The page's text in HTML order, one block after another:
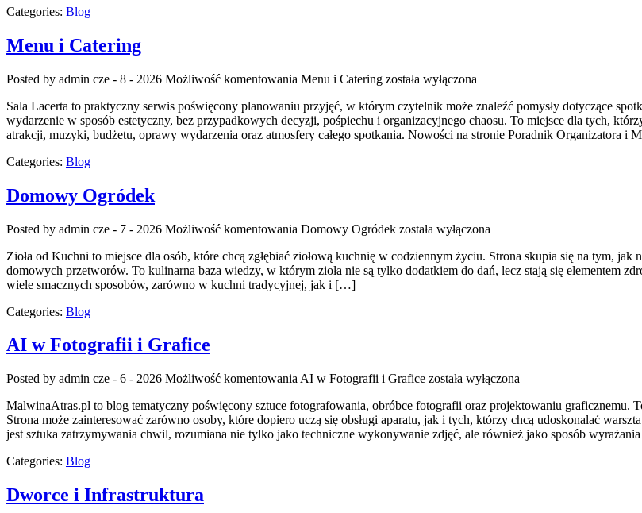
Categories: Blog
Menu i Catering
Posted by admin cze - 8 - 2026 Możliwość komentowania Menu i Catering została wyłączona
Sala Lacerta to praktyczny serwis poświęcony planowaniu przyjęć, w którym czytelnik może znaleźć pomysły dotyczące
wydarzenie w sposób estetyczny, bez przypadkowych decyzji, pośpiechu i organizacyjnego chaosu. To miejsce dla tych,
atrakcji, muzyki, budżetu, oprawy wydarzenia oraz atmosfery całego spotkania. Nowości na stronie Poradnik Organizatora i
Categories: Blog
Domowy Ogródek
Posted by admin cze - 7 - 2026 Możliwość komentowania Domowy Ogródek została wyłączona
Zioła od Kuchni to miejsce dla osób, które chcą zgłębiać ziołową kuchnię w codziennym życiu. Strona skupia się na tym,
domowych przetworów. To kulinarna baza wiedzy, w którym zioła nie są tylko dodatkiem do dań, lecz stają się elementem
wiele smacznych sposobów, zarówno w kuchni tradycyjnej, jak i […]
Categories: Blog
AI w Fotografii i Grafice
Posted by admin cze - 6 - 2026 Możliwość komentowania AI w Fotografii i Grafice została wyłączona
MalwinaAtras.pl to blog tematyczny poświęcony sztuce fotografowania, obróbce fotografii oraz projektowaniu graficznemu.
Strona może zainteresować zarówno osoby, które dopiero uczą się obsługi aparatu, jak i tych, którzy chcą udoskonalać
jest sztuka zatrzymywania chwil, rozumiana nie tylko jako techniczne wykonywanie zdjęć, ale również jako sposób
Categories: Blog
Dworce i Infrastruktura